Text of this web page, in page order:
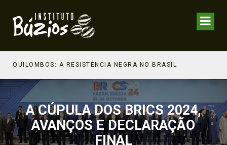
QUILOMBOS: A RESISTÊNCIA NEGRA NO BRASIL
A CÚPULA DOS BRICS 2024,
AVANÇOS E DECLARAÇÃO
FINAL